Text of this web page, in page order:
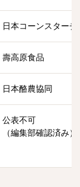
日本コーンスターチ
壽高原食品
日本酪農協同
公表不可
（編集部確認済み）